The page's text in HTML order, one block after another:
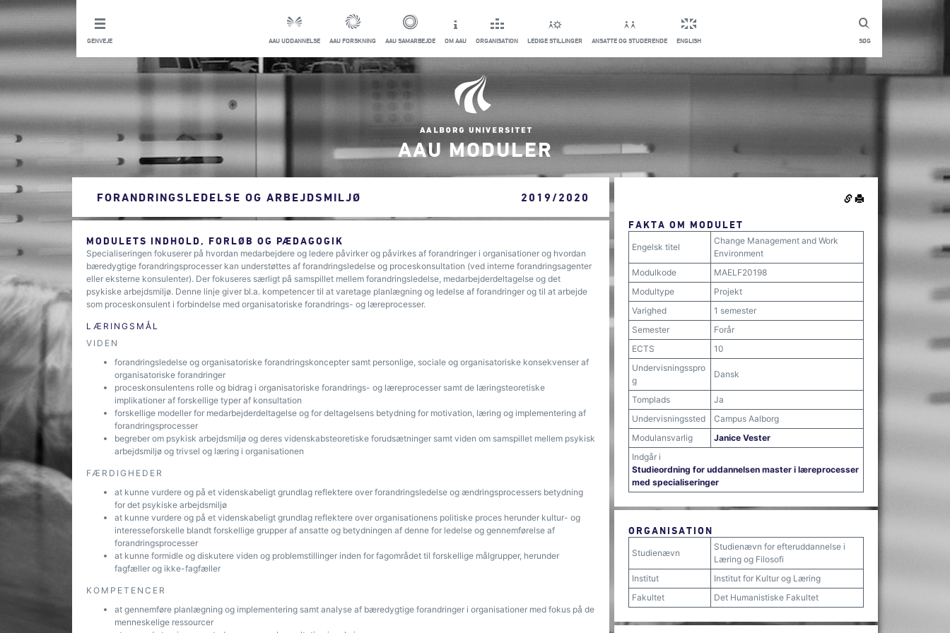
SØG
GENVEJE AAU UDDANNELSE AAU FORSKNING AAU SAMARBEJDE OM AAU ORGANISATION LEDIGE STILLINGER ANSATTE OG STUDERENDE ENGLISH
AAU MODULER
FORANDRINGSLEDELSE OG ARBEJDSMILJØ 2019/2020
MODULETS INDHOLD, FORLØB OG PÆDAGOGIK
Specialiseringen fokuserer på hvordan medarbejdere og ledere påvirker og påvirkes af forandringer i organisationer og hvordan
bæredygtige forandringsprocesser kan understøttes af forandringsledelse og proceskonsultation (ved interne forandringsagenter
eller eksterne konsulenter). Der fokuseres særligt på samspillet mellem forandringsledelse, medarbejderdeltagelse og det
psykiske arbejdsmiljø. Denne linje giver bl.a. kompetencer til at varetage planlægning og ledelse af forandringer og til at arbejde
som proceskonsulent i forbindelse med organisatoriske forandrings- og læreprocesser.
LÆRINGSMÅL
VIDEN
forandringsledelse og organisatoriske forandringskoncepter samt personlige, sociale og organisatoriske konsekvenser af
organisatoriske forandringer
proceskonsulentens rolle og bidrag i organisatoriske forandrings- og læreprocesser samt de læringsteoretiske
implikationer af forskellige typer af konsultation
forskellige modeller for medarbejderdeltagelse og for deltagelsens betydning for motivation, læring og implementering af
forandringsprocesser
begreber om psykisk arbejdsmiljø og deres videnskabsteoretiske forudsætninger samt viden om samspillet mellem psykisk
arbejdsmiljø og trivsel og læring i organisationen
FÆRDIGHEDER
at kunne vurdere og på et videnskabeligt grundlag reflektere over forandringsledelse og ændringsprocessers betydning
for det psykiske arbejdsmiljø
at kunne vurdere og på et videnskabeligt grundlag reflektere over organisationens politiske proces herunder kultur- og
interesseforskelle blandt forskellige grupper af ansatte og betydningen af denne for ledelse og gennemførelse af
forandringsprocesser
at kunne formidle og diskutere viden og problemstillinger inden for fagområdet til forskellige målgrupper, herunder
fagfæller og ikke-fagfæller
KOMPETENCER
at gennemføre planlægning og implementering samt analyse af bæredygtige forandringer i organisationer med fokus på de
menneskelige ressourcer
FAKTA OM MODULET
Engelsk titel
Change Management and Work
Environment
Modulkode
MAELF20198
Modultype
Projekt
Varighed
1 semester
Semester
Forår
ECTS
10
Undervisningsspro
g
Dansk
Tomplads
Ja
Undervisningssted
Campus Aalborg
Modulansvarlig
Janice Vester
Indgår i
Studieordning for uddannelsen master i læreprocesser
med specialiseringer
ORGANISATION
Studienævn
Studienævn for efteruddannelse i
Læring og Filosofi
Institut
Institut for Kultur og Læring
Fakultet
Det Humanistiske Fakultet